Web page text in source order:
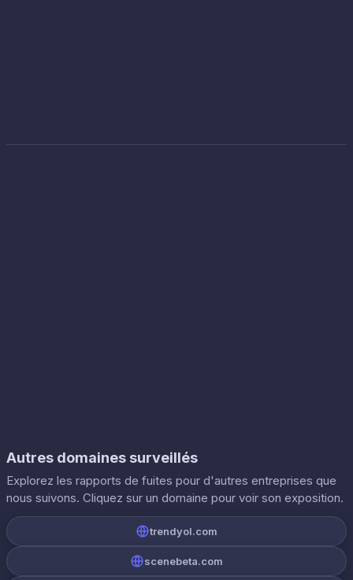
Autres domaines surveillés
Explorez les rapports de fuites pour d'autres entreprises que
nous suivons. Cliquez sur un domaine pour voir son exposition.
trendyol.com
scenebeta.com